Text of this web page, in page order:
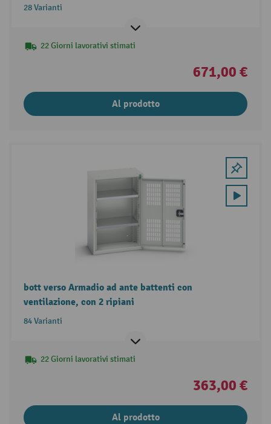
28 Varianti
22 Giorni lavorativi stimati
671,00 €
Al prodotto
bott verso Armadio ad ante battenti con
ventilazione, con 2 ripiani
84 Varianti
22 Giorni lavorativi stimati
363,00 €
Al prodotto